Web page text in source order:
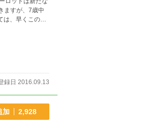
は、早くこの先
頂けると嬉し
録日 2016.09.13
加 2,928